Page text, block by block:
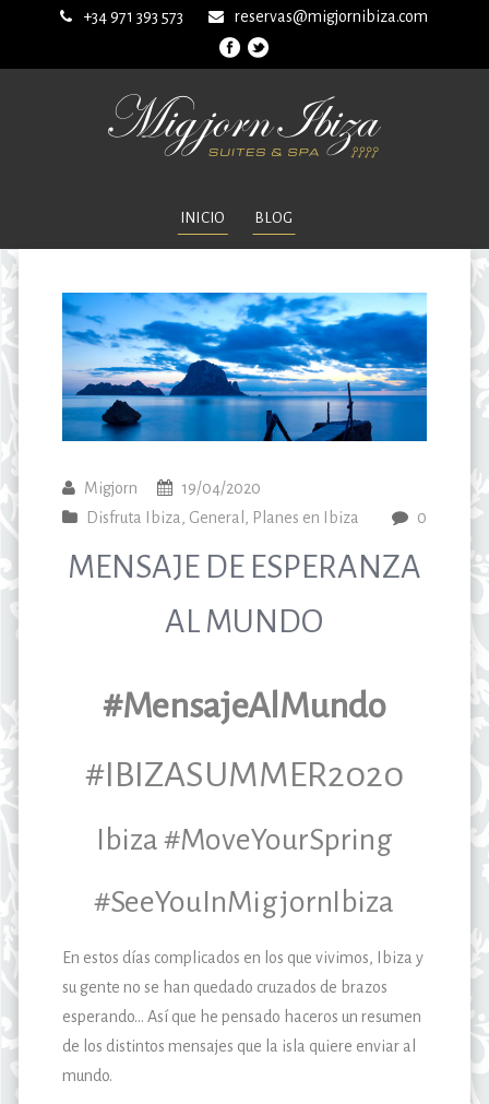
+34 971 393 573 reservas@migjornibiza.com
INICIO BLOG
Migjorn
19/04/2020
Disfruta Ibiza , General , Planes en Ibiza 0
MENSAJE DE ESPERANZA
AL MUNDO
#MensajeAlMundo
#IBIZASUMMER2020
Ibiza #MoveYourSpring
#SeeYouInMigjornIbiza
En estos días complicados en los que vivimos, Ibiza y
su gente no se han quedado cruzados de brazos
esperando… Así que he pensado haceros un resumen
de los distintos mensajes que la isla quiere enviar al
mundo.